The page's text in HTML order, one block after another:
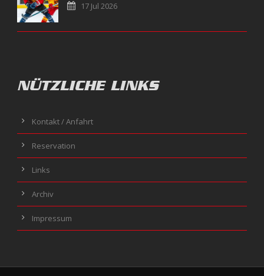
17 Jul 2026
NÜTZLICHE LINKS
Kontakt / Anfahrt
Reservation
Links
Archiv
Impressum